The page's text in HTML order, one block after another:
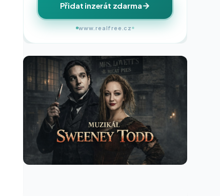
Přidat inzerát zdarma
www.realfree.cz